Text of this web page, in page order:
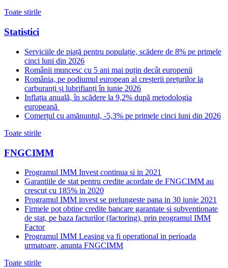
Toate stirile
Statistici
Serviciile de piață pentru populație, scădere de 8% pe primele
cinci luni din 2026
Românii muncesc cu 5 ani mai puțin decât europenii
România, pe podiumul european al creșterii prețurilor la
carburanți și lubrifianți în iunie 2026
Inflația anuală, în scădere la 9,2% după metodologia
europeană
Comerțul cu amănuntul, -5,3% pe primele cinci luni din 2026
Toate stirile
FNGCIMM
Programul IMM Invest continua si in 2021
Garantiile de stat pentru credite acordate de FNGCIMM au
crescut cu 185% in 2020
Programul IMM invest se prelungeste pana in 30 iunie 2021
Firmele pot obtine credite bancare garantate si subventionate
de stat, pe baza facturilor (factoring), prin programul IMM
Factor
Programul IMM Leasing va fi operational in perioada
urmatoare, anunta FNGCIMM
Toate stirile